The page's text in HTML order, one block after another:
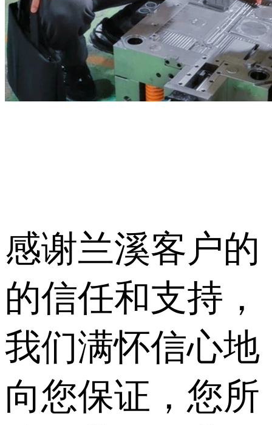
感谢兰溪客户的
的信任和支持，
我们满怀信心地
向您保证，您所